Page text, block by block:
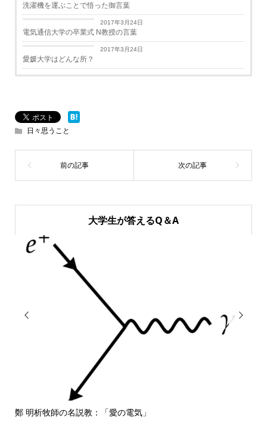
洗濯機を運ぶことで悟った御言葉
学生生活
2017年3月24日
電気通信大学の卒業式 N教授の言葉
学生生活
2017年3月24日
愛媛大学はどんな所？
日々思うこと
大学生が答えるQ＆A

の電気」 しばらくM1 mac book proを使
